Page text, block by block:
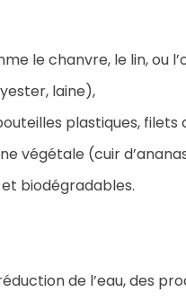
le chanvre, le lin, ou
laine),
plastiques, filets
végétale (cuir
biodégradables.
de l’eau, des